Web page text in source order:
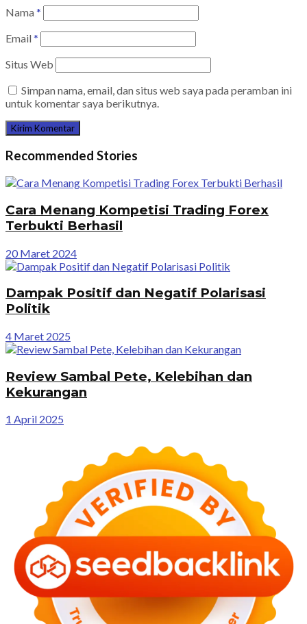
Nama *
Email *
Situs Web
Simpan nama, email, dan situs web saya pada peramban ini
untuk komentar saya berikutnya.
Recommended Stories
Cara Menang Kompetisi Trading Forex
Terbukti Berhasil
20 Maret 2024
Dampak Positif dan Negatif Polarisasi
Politik
4 Maret 2025
Review Sambal Pete, Kelebihan dan
Kekurangan
1 April 2025